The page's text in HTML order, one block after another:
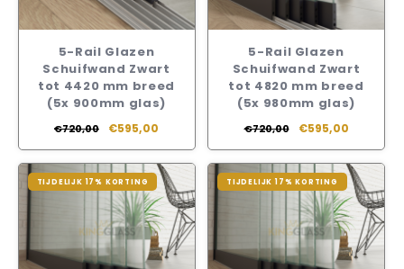
5-Rail Glazen
Schuifwand Zwart
tot 4420 mm breed
(5x 900mm glas)
€720,00 €595,00
5-Rail Glazen
Schuifwand Zwart
tot 4820 mm breed
(5x 980mm glas)
€720,00 €595,00
TIJDELIJK 17% KORTING TIJDELIJK 17% KORTING